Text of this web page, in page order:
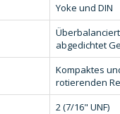
Yoke und DIN
abgedichtet
Kompaktes
rotierenden
2 (7/16" UNF)